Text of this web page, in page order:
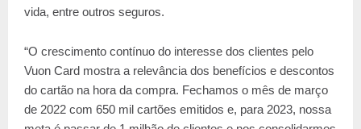
vida, entre outros seguros.
“O crescimento contínuo do interesse dos clientes pelo
Vuon Card mostra a relevância dos benefícios e descontos
do cartão na hora da compra. Fechamos o mês de março
de 2022 com 650 mil cartões emitidos e, para 2023, nossa